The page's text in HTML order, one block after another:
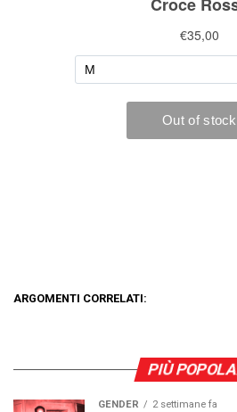
ARGOMENTI CORRELATI:
PIÙ
GENDER 2 settimane fa